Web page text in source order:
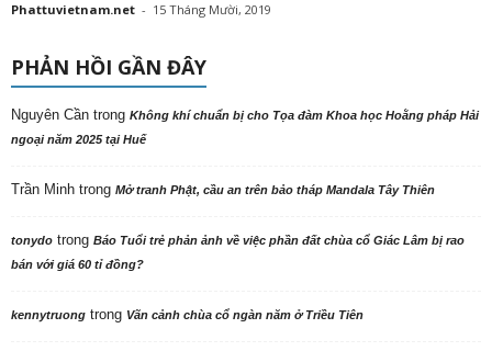
Phattuvietnam.net - 15 Tháng Mười, 2019
PHẢN HỒI GẦN ĐÂY
Nguyên Cần trong Không khí chuẩn bị cho Tọa đàm Khoa học Hoằng pháp Hải
ngoại năm 2025 tại Huế
Trần Minh trong Mở tranh Phật, cầu an trên bảo tháp Mandala Tây Thiên
tonydo trong Báo Tuổi trẻ phản ảnh về việc phần đất chùa cổ Giác Lâm bị rao
bán với giá 60 tỉ đồng?
kennytruong trong Vãn cảnh chùa cổ ngàn năm ở Triều Tiên